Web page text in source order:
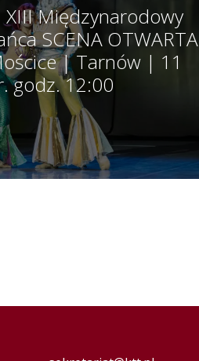
XIII Międzynarodowy
SCENA OTWARTA
| Tarnów | 11
godz. 12:00